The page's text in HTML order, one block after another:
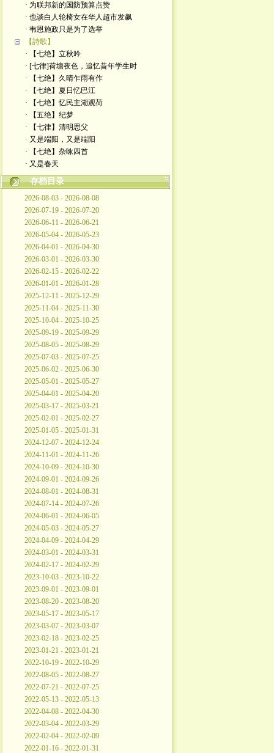
· 为联邦新的国防预算点赞
· 也谈白人轮椅女在华人超市发飙
· 韦恩施政只是为了选举
【詩歌】
· 【七绝】立秋吟
· [七律]荷塘夜色，追忆昔年学生时
· 【七绝】久晴乍雨有作
· 【七绝】夏日忆巴江
· 【七绝】忆民主湖观荷
· 【五绝】纪梦
· ​【七律】清明思父
· 又是端阳，又是端阳
· 【七绝】杂咏四首
· 又是春天
存档目录
2026-08-03 - 2026-08-08
2026-07-19 - 2026-07-20
2026-06-11 - 2026-06-21
2026-05-04 - 2026-05-23
2026-04-01 - 2026-04-30
2026-03-01 - 2026-03-30
2026-02-15 - 2026-02-22
2026-01-01 - 2026-01-28
2025-12-11 - 2025-12-29
2025-11-04 - 2025-11-30
2025-10-04 - 2025-10-25
2025-09-19 - 2025-09-29
2025-08-05 - 2025-08-29
2025-07-03 - 2025-07-25
2025-06-02 - 2025-06-30
2025-05-01 - 2025-05-27
2025-04-01 - 2025-04-20
2025-03-17 - 2025-03-21
2025-02-01 - 2025-02-27
2025-01-05 - 2025-01-31
2024-12-07 - 2024-12-24
2024-11-01 - 2024-11-26
2024-10-09 - 2024-10-30
2024-09-01 - 2024-09-26
2024-08-01 - 2024-08-31
2024-07-14 - 2024-07-26
2024-06-01 - 2024-06-05
2024-05-03 - 2024-05-27
2024-04-09 - 2024-04-29
2024-03-01 - 2024-03-31
2024-02-17 - 2024-02-29
2023-10-03 - 2023-10-22
2023-09-01 - 2023-09-01
2023-08-20 - 2023-08-20
2023-05-17 - 2023-05-17
2023-03-07 - 2023-03-07
2023-02-18 - 2023-02-25
2023-01-21 - 2023-01-21
2022-10-19 - 2022-10-29
2022-08-05 - 2022-08-27
2022-07-21 - 2022-07-25
2022-05-13 - 2022-05-13
2022-04-08 - 2022-04-30
2022-03-04 - 2022-03-29
2022-02-04 - 2022-02-09
2022-01-16 - 2022-01-31